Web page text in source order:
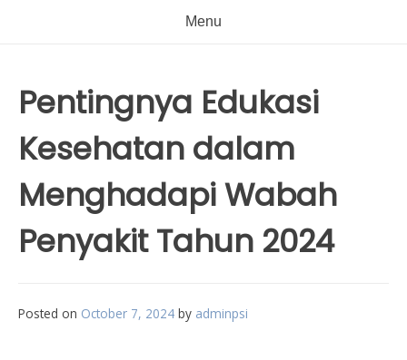
Menu
Pentingnya Edukasi
Kesehatan dalam
Menghadapi Wabah
Penyakit Tahun 2024
Posted on October 7, 2024 by adminpsi